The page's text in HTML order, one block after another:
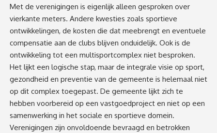
Met de verenigingen is eigenlijk alleen gesproken over
vierkante meters. Andere kwesties zoals sportieve
ontwikkelingen, de kosten die dat meebrengt en eventuele
compensatie aan de clubs blijven onduidelijk. Ook is de
ontwikkeling tot een multisportcomplex niet besproken.
Het lijkt een logische stap, maar de integrale visie op sport,
gezondheid en preventie van de gemeente is helemaal niet
op dit complex toegepast. De gemeente lijkt zich te
hebben voorbereid op een vastgoedproject en niet op een
samenwerking in het sociale en sportieve domein.
Verenigingen zijn onvoldoende bevraagd en betrokken